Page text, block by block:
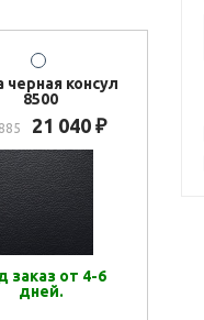
черная консул
8500
21 040 ₽
заказ от 4-6
дней.